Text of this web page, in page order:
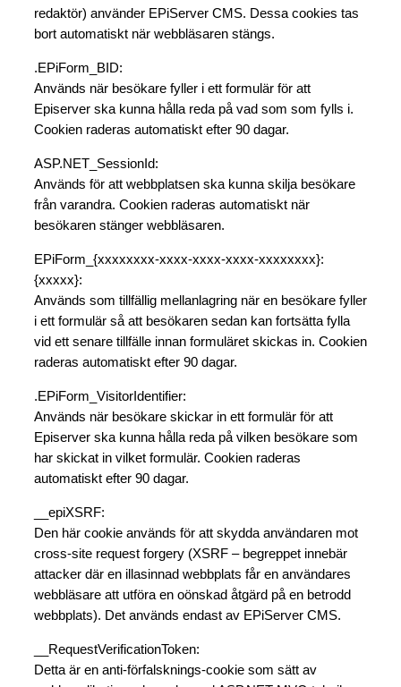
redaktör) använder EPiServer CMS. Dessa cookies tas
bort automatiskt när webbläsaren stängs.
.EPiForm_BID:
Används när besökare fyller i ett formulär för att
Episerver ska kunna hålla reda på vad som som fylls i.
Cookien raderas automatiskt efter 90 dagar.
ASP.NET_SessionId:
Används för att webbplatsen ska kunna skilja besökare
från varandra. Cookien raderas automatiskt när
besökaren stänger webbläsaren.
EPiForm_{xxxxxxxx-xxxx-xxxx-xxxx-xxxxxxxx}:
{xxxxx}:
Används som tillfällig mellanlagring när en besökare fyller
i ett formulär så att besökaren sedan kan fortsätta fylla
vid ett senare tillfälle innan formuläret skickas in. Cookien
raderas automatiskt efter 90 dagar.
.EPiForm_VisitorIdentifier:
Används när besökare skickar in ett formulär för att
Episerver ska kunna hålla reda på vilken besökare som
har skickat in vilket formulär. Cookien raderas
automatiskt efter 90 dagar.
__epiXSRF:
Den här cookie används för att skydda användaren mot
cross-site request forgery (XSRF – begreppet innebär
attacker där en illasinnad webbplats får en användares
webbläsare att utföra en oönskad åtgärd på en betrodd
webbplats). Det används endast av EPiServer CMS.
__RequestVerificationToken:
Detta är en anti-förfalsknings-cookie som sätt av